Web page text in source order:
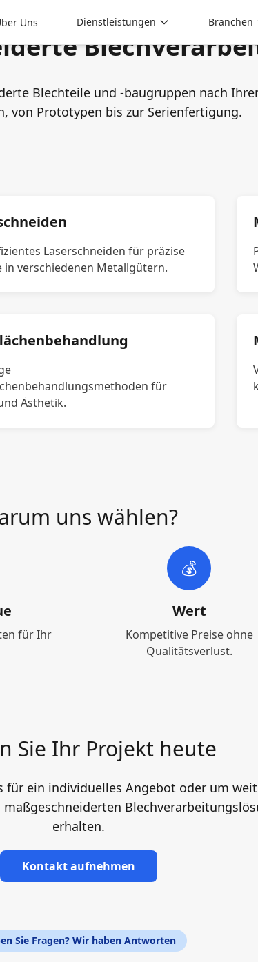
Uns Dienstleistungen Branchen
Blechteile und -baugruppen nach
von Prototypen bis zur Serienfertigung.
Laserschneiden für präzise
in verschiedenen Metallgütern.
für
Ästhetik.
uns wählen?
für Ihr
💰
Wert
Kompetitive Preise ohne
Qualitätsverlust.
Sie Ihr Projekt heute
für ein individuelles Angebot oder um
erhalten.
Kontakt aufnehmen
Sie Fragen? Wir haben Antworten